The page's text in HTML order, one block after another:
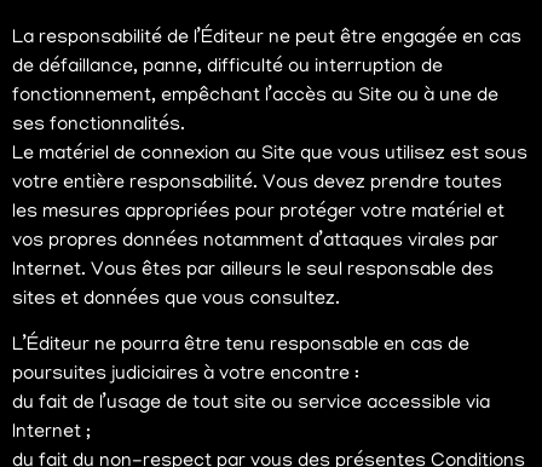
La responsabilité de l’Éditeur ne peut être engagée en cas
de défaillance, panne, difficulté ou interruption de
fonctionnement, empêchant l’accès au Site ou à une de
ses fonctionnalités.
Le matériel de connexion au Site que vous utilisez est sous
votre entière responsabilité. Vous devez prendre toutes
les mesures appropriées pour protéger votre matériel et
vos propres données notamment d’attaques virales par
Internet. Vous êtes par ailleurs le seul responsable des
sites et données que vous consultez.
L’Éditeur ne pourra être tenu responsable en cas de
poursuites judiciaires à votre encontre :
du fait de l’usage de tout site ou service accessible via
Internet ;
du fait du non-respect par vous des présentes Conditions